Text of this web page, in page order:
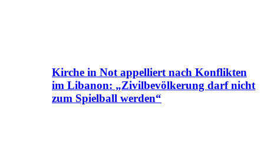
Kirche in Not appelliert nach Konflikten
im Libanon: „Zivilbevölkerung darf nicht
zum Spielball werden“